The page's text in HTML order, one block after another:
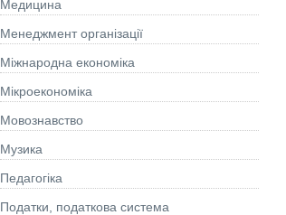
Медицина
Менеджмент організації
Міжнародна економіка
Мікроекономіка
Мовознавство
Музика
Педагогіка
Податки, податкова система